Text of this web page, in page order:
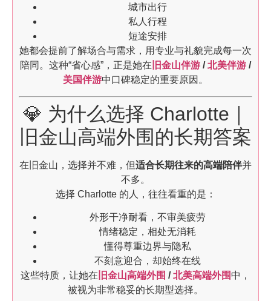
城市出行
私人行程
短途安排
她都会提前了解场合与需求，用专业与礼貌完成每一次
陪同。这种“省心感”，正是她在 旧金山伴游 /北美伴游 /
美国伴游中口碑稳定的重要原因。
💎 为什么选择 Charlotte｜
旧金山高端外围的长期答案
在旧金山，选择并不难，但适合长期往来的高端陪伴并
不多。
选择 Charlotte 的人，往往看重的是：
外形干净耐看，不审美疲劳
情绪稳定，相处无消耗
懂得尊重边界与隐私
不刻意迎合，却始终在线
这些特质，让她在 旧金山高端外围 /北美高端外围 中，
被视为非常稳妥的长期型选择。